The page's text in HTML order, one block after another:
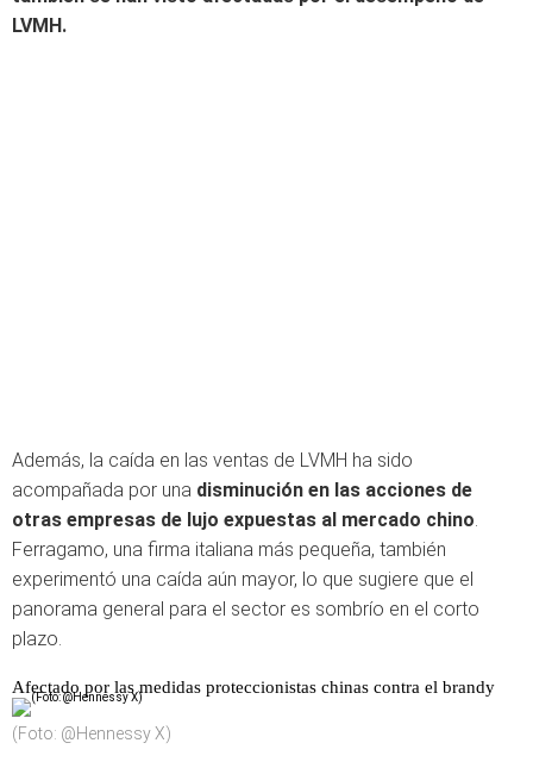
LVMH.
Además, la caída en las ventas de LVMH ha sido
acompañada por una disminución en las acciones de
otras empresas de lujo expuestas al mercado chino.
Ferragamo, una firma italiana más pequeña, también
experimentó una caída aún mayor, lo que sugiere que el
panorama general para el sector es sombrío en el corto
plazo.
Afectado por las medidas proteccionistas chinas contra el brandy
(Foto: @Hennessy X)